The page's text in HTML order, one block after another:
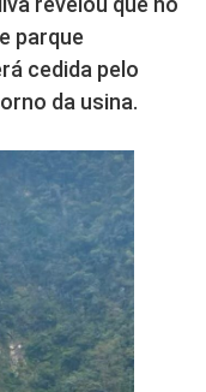
parque
cedida pelo
da usina.